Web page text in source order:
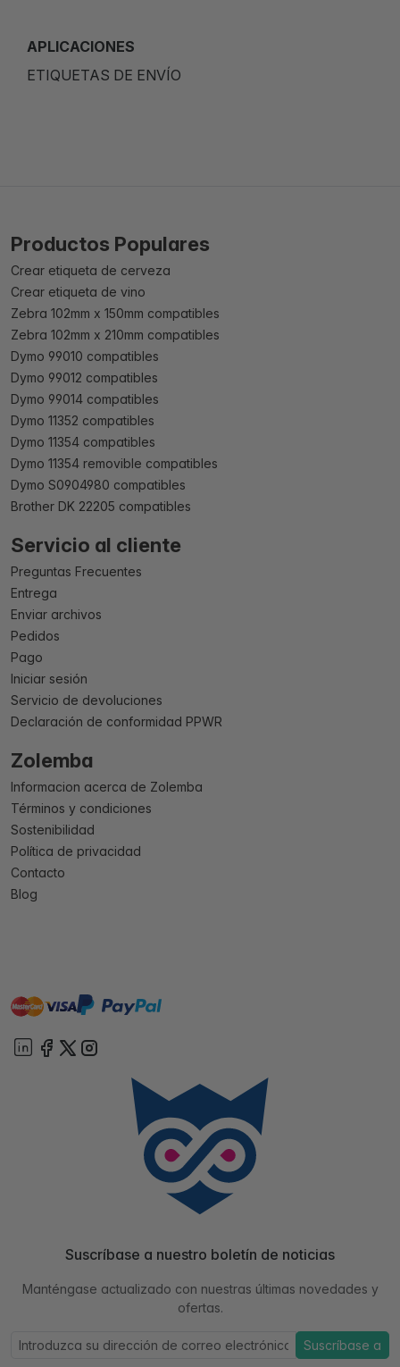
APLICACIONES
ETIQUETAS DE ENVÍO
Productos Populares
Crear etiqueta de cerveza
Crear etiqueta de vino
Zebra 102mm x 150mm compatibles
Zebra 102mm x 210mm compatibles
Dymo 99010 compatibles
Dymo 99012 compatibles
Dymo 99014 compatibles
Dymo 11352 compatibles
Dymo 11354 compatibles
Dymo 11354 removible compatibles
Dymo S0904980 compatibles
Brother DK 22205 compatibles
Servicio al cliente
Preguntas Frecuentes
Entrega
Enviar archivos
Pedidos
Pago
Iniciar sesión
Servicio de devoluciones
Declaración de conformidad PPWR
Zolemba
Informacion acerca de Zolemba
Términos y condiciones
Sostenibilidad
Política de privacidad
Contacto
Blog
mastervisa paypal
Suscríbase a nuestro boletín de noticias
Manténgase actualizado con nuestras últimas novedades y
ofertas.
Suscríbase a